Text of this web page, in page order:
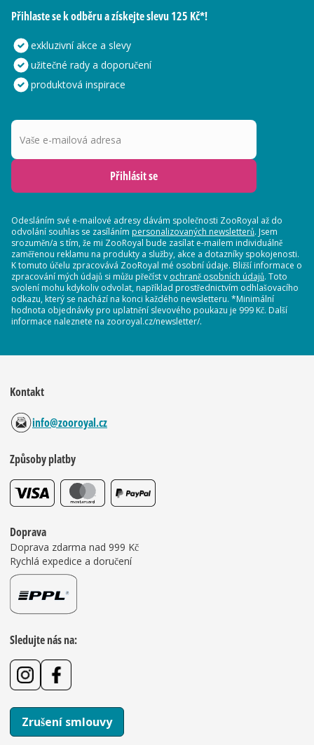
Přihlaste se k odběru a získejte slevu 125 Kč*!
exkluzivní akce a slevy
užitečné rady a doporučení
produktová inspirace
Vaše e-mailová adresa
Přihlásit se
Odesláním své e-mailové adresy dávám společnosti ZooRoyal až do
odvolání souhlas se zasíláním personalizovaných newsletterů. Jsem
srozuměn/a s tím, že mi ZooRoyal bude zasílat e-mailem individuálně
zaměřenou reklamu na produkty a služby, akce a dotazníky spokojenosti.
K tomuto účelu zpracovává ZooRoyal mé osobní údaje. Bližší informace o
zpracování mých údajů si můžu přečíst v ochraně osobních údajů. Toto
svolení mohu kdykoliv odvolat, například prostřednictvím odhlašovacího
odkazu, který se nachází na konci každého newsletteru. *Minimální
hodnota objednávky pro uplatnění slevového poukazu je 999 Kč. Další
informace naleznete na zooroyal.cz/newsletter/.
Kontakt
info@zooroyal.cz
Způsoby platby
Doprava
Doprava zdarma nad 999 Kč
Rychlá expedice a doručení
Sledujte nás na:
Zrušení smlouvy